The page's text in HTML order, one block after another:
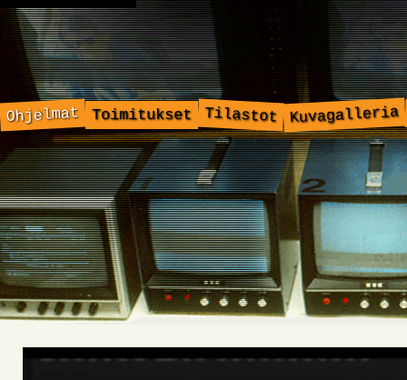
Ohjelmat Toimitukset Tilastot Kuvagalleria